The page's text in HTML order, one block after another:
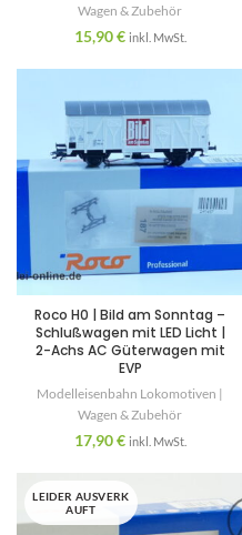
Wagen & Zubehör
15,90€ inkl. MwSt.
Roco H0 | Bild am Sonntag –
Schlußwagen mit LED Licht |
2-Achs AC Güterwagen mit
EVP
Modelleisenbahn Lokomotiven |
Wagen & Zubehör
17,90€ inkl. MwSt.
LEIDER AUSVERK
AUFT